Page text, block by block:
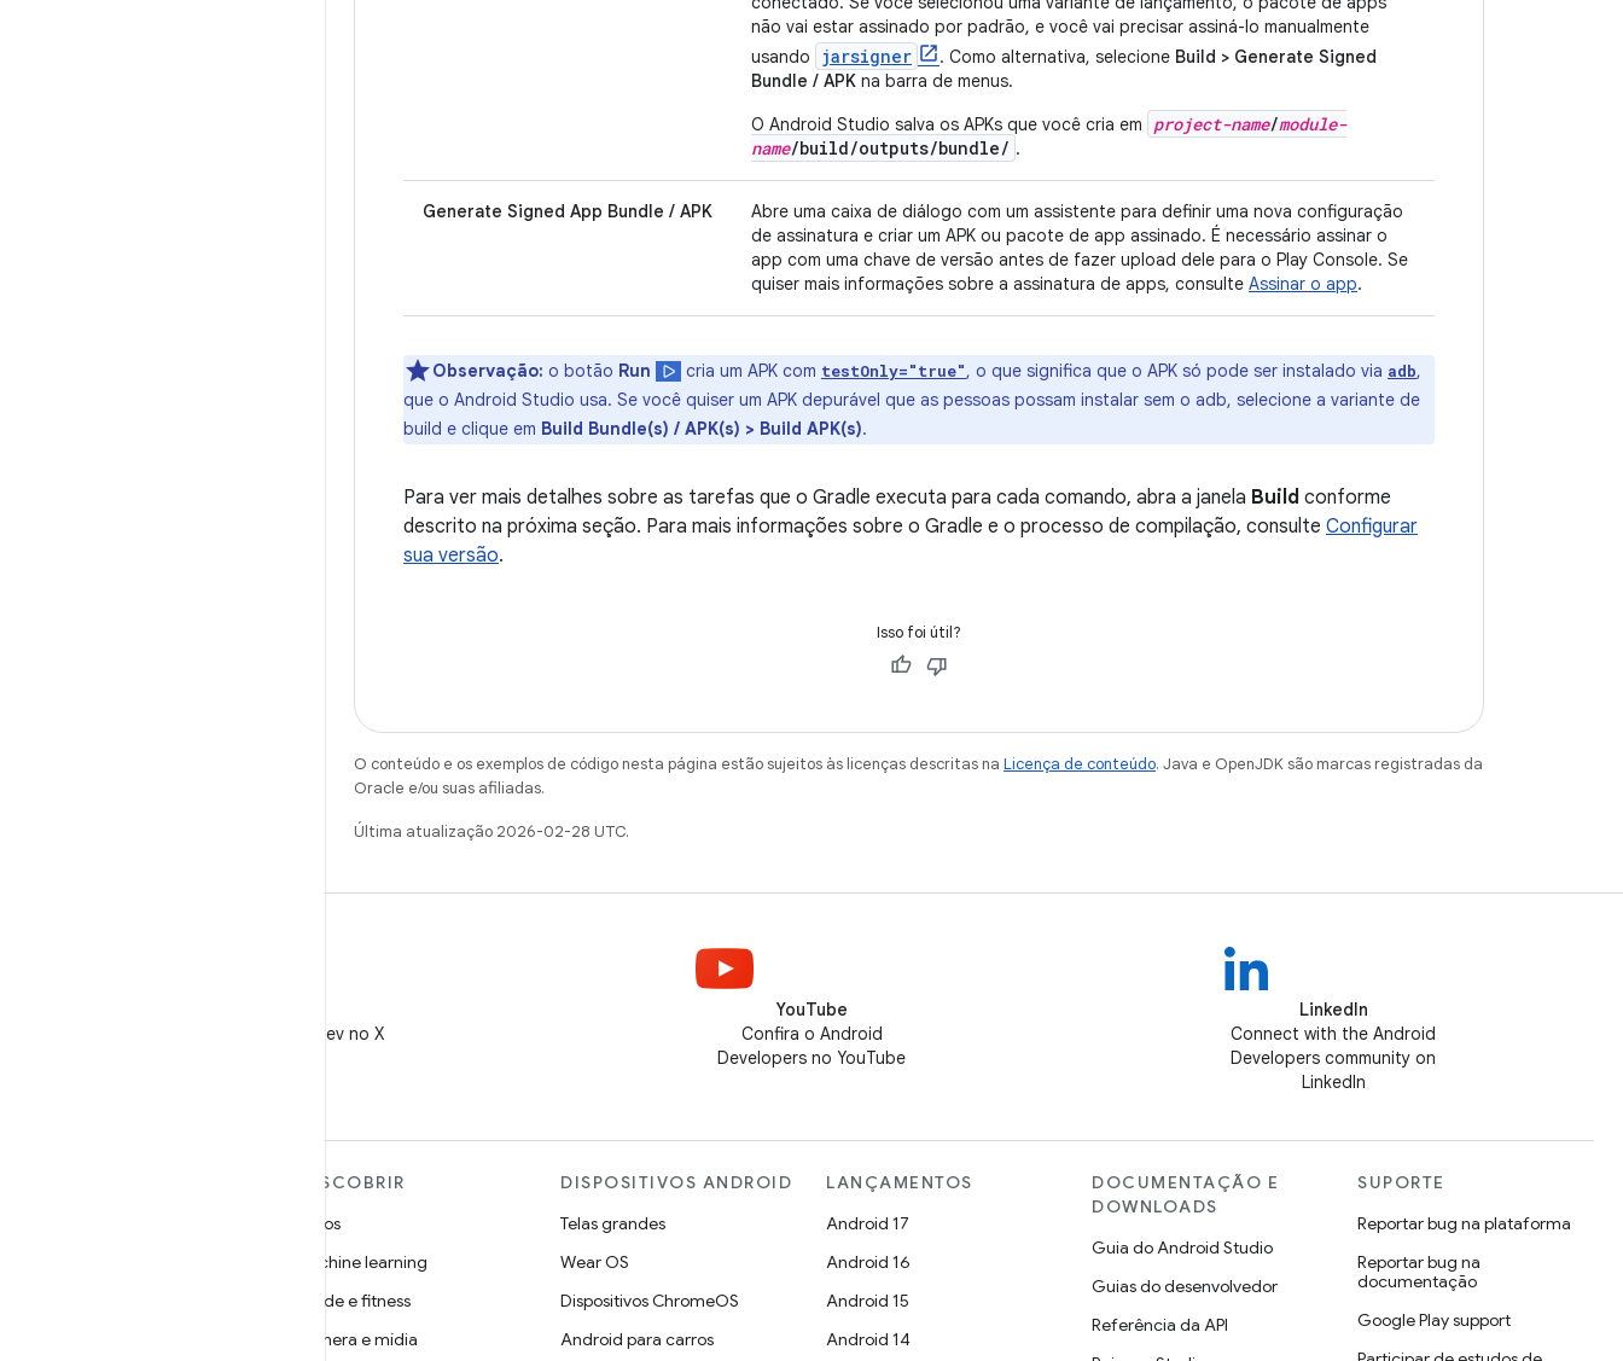
não vai estar assinado por padrão, e você vai precisar assiná-lo manualmente
usando
jarsigner . Como alternativa, selecione Build > Generate Signed
Bundle / APK na barra de menus.
O Android Studio salva os APKs que você cria em
project-name/module-
name/build/outputs/bundle/ .
Generate Signed App Bundle / APK
Abre uma caixa de diálogo com um assistente para definir uma nova configuração
de assinatura e criar um APK ou pacote de app assinado. É necessário assinar o
app com uma chave de versão antes de fazer upload dele para o Play Console. Se
quiser mais informações sobre a assinatura de apps, consulte Assinar o app.
Observação: o botão Run cria um APK com testOnly="true", o que significa que o APK só pode ser instalado via adb,
que o Android Studio usa. Se você quiser um APK depurável que as pessoas possam instalar sem o adb, selecione a variante de
build e clique em Build Bundle(s) / APK(s) > Build APK(s).
Para ver mais detalhes sobre as tarefas que o Gradle executa para cada comando, abra a janela Build conforme
descrito na próxima seção. Para mais informações sobre o Gradle e o processo de compilação, consulte Configurar
sua versão.
Isso foi útil?
O conteúdo e os exemplos de código nesta página estão sujeitos às licenças descritas na Licença de conteúdo. Java e OpenJDK são marcas registradas da
Oracle e/ou suas afiliadas.
Última atualização 2026-02-28 UTC.
Siga @AndroidDev no X
YouTube
Confira o Android
Developers no YouTube
LinkedIn
Connect with the Android
Developers community on
LinkedIn
DESCOBRIR
Jogos
Machine learning
Saúde e fitness
Câmera e mídia
DISPOSITIVOS ANDROID
Telas grandes
Wear OS
Dispositivos ChromeOS
Android para carros
LANÇAMENTOS
Android 17
Android 16
Android 15
Android 14
DOCUMENTAÇÃO E
DOWNLOADS
Guia do Android Studio
Guias do desenvolvedor
Referência da API
SUPORTE
Reportar bug na plataforma
Reportar bug na
documentação
Google Play support